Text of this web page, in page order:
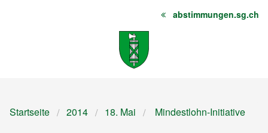
Startseite
Sitemap abstimmungen.sg.ch
Startseite 2014 18. Mai Mindestlohn-Initiative